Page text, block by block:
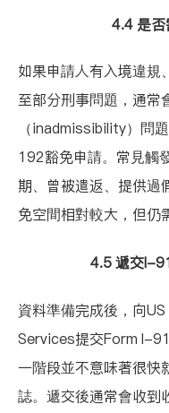
4.4 是否
如果申請人有入境違規
至部分刑事問題，通常
（inadmissibility） 問
192豁免申請。常見觸
期、曾被遣返、提供過
免空間相對較大，但仍
4.5 遞交I-
資料準備完成後，向
Services提交Form I-
一階段並不意味著很快
誌。遞交後通常會收到